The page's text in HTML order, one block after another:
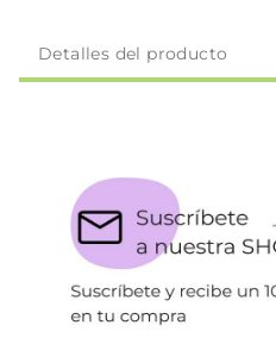
Detalles del producto